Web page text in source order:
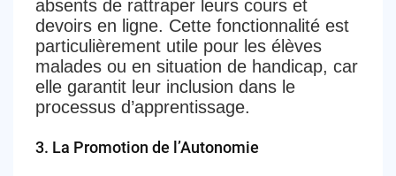
absents de rattraper leurs cours et
devoirs en ligne. Cette fonctionnalité est
particulièrement utile pour les élèves
malades ou en situation de handicap, car
elle garantit leur inclusion dans le
processus d’apprentissage.
3. La Promotion de l’Autonomie